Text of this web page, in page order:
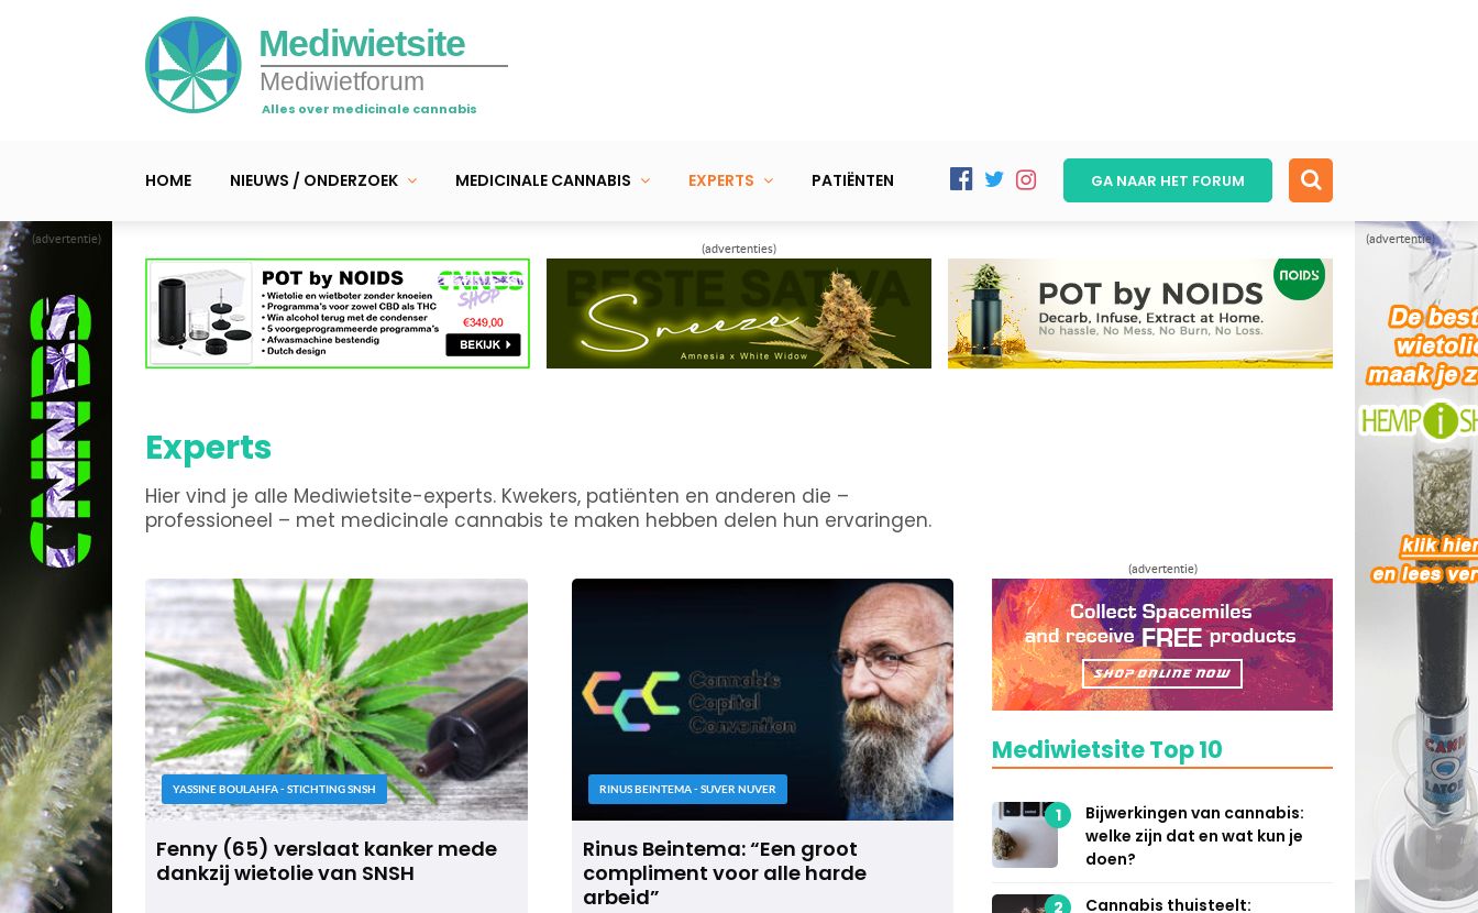
(advertentie) (advertentie)
Mediwietsite
Mediwietforum
Alles over medicinale cannabis
HOME NIEUWS / ONDERZOEK MEDICINALE CANNABIS EXPERTS PATIËNTEN GA NAAR HET FORUM
(advertenties)
Experts
Hier vind je alle Mediwietsite-experts. Kwekers, patiënten en anderen die –
professioneel – met medicinale cannabis te maken hebben delen hun ervaringen.
YASSINE BOULAHFA - STICHTING SNSH
Fenny (65) verslaat kanker mede
dankzij wietolie van SNSH
RINUS BEINTEMA - SUVER NUVER
Rinus Beintema: “Een groot
compliment voor alle harde
arbeid”
(advertentie)
Mediwietsite Top 10
1
Bijwerkingen van cannabis:
welke zijn dat en wat kun je
doen?
2
Cannabis thuisteelt: